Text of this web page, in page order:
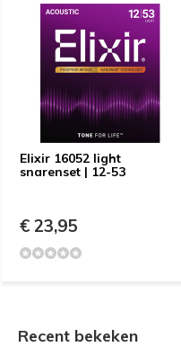
Elixir 16052 light
snarenset | 12-53
€ 23,95
Recent bekeken